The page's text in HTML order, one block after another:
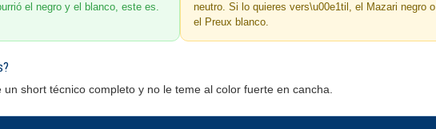
el negro y el blanco, este es.
neutro. Si lo quieres vers\u00e1til, el Mazari negro o
el Preux blanco.
un short técnico completo y no le teme al color fuerte en cancha.